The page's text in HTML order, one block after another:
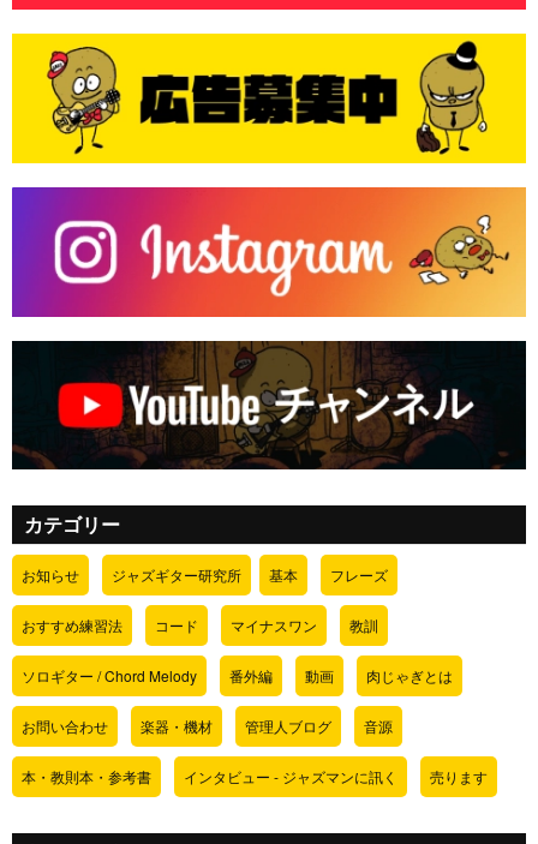
カテゴリー
お知らせ ジャズギター研究所 基本 フレーズ
おすすめ練習法 コード マイナスワン 教訓
ソロギター / Chord Melody 番外編 動画 肉じゃぎとは
お問い合わせ 楽器・機材 管理人ブログ 音源
本・教則本・参考書 インタビュー - ジャズマンに訊く 売ります